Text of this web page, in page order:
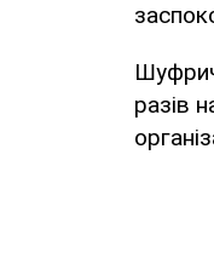
разів